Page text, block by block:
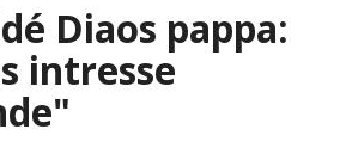
Diaos pappa:
intresse